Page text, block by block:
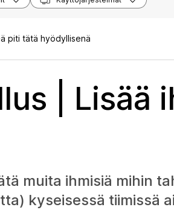
piti tätä hyödyllisenä
| Lisää
muita ihmisiä mihin
kyseisessä tiimissä